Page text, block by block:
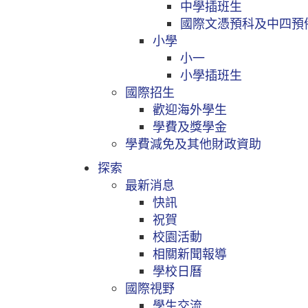
中學插班生
國際文憑預科及中四預
小學
小一
小學插班生
國際招生
歡迎海外學生
學費及獎學金
學費減免及其他財政資助
探索
最新消息
快訊
祝賀
校園活動
相關新聞報導
學校日曆
國際視野